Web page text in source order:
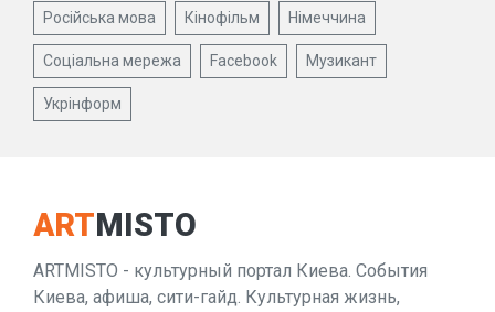
Російська мова Кінофільм Німеччина
Соціальна мережа Facebook Музикант
Укрінформ
ARTMISTO
ARTMISTO - культурный портал Киева. События
Киева, афиша, сити-гайд. Культурная жизнь,